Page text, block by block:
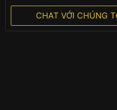
CHAT VỚI CHÚNG